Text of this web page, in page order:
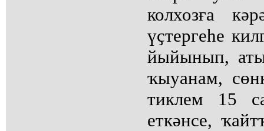
колхозға
үҫтергеһе
йыйынып,
ҡыуанам,
тиклем 15
еткәнсе,